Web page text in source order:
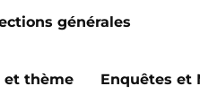
générales
et thème Enquêtes et